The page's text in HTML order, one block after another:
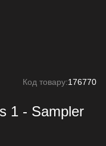
Код товару:176770
1 - Sampler